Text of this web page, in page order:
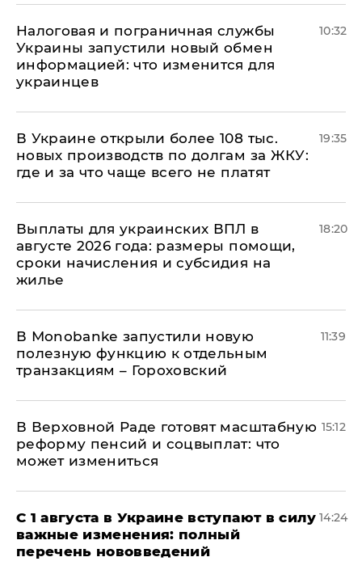
Налоговая и пограничная службы
Украины запустили новый обмен
информацией: что изменится для
украинцев
10:32
В Украине открыли более 108 тыс.
новых производств по долгам за ЖКУ:
где и за что чаще всего не платят
19:35
Выплаты для украинских ВПЛ в
августе 2026 года: размеры помощи,
сроки начисления и субсидия на
жилье
18:20
В Мonobankе запустили новую
полезную функцию к отдельным
транзакциям – Гороховский
11:39
В Верховной Раде готовят масштабную
реформу пенсий и соцвыплат: что
может измениться
15:12
С 1 августа в Украине вступают в силу
важные изменения: полный
перечень нововведений
14:24